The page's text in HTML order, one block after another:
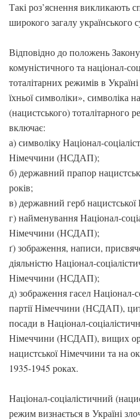
Такі роз’яснення викликають
широкого загалу українського
Відповідно до положень
комуністичного та націонал-
тоталітарних режимів в
їхньої символіки», символіка
(нацистського) тоталітарного
включає:
а) символіку Націонал-
Німеччини (НСДАП);
б) державний прапор
років;
в) державний герб
г) найменування Націонал-
Німеччини (НСДАП);
ґ) зображення, написи,
діяльністю Націонал-
Німеччини (НСДАП);
д) зображення гасел Націонал-
партії Німеччини (НСДАП),
посади в Націонал-
Німеччини (НСДАП), вищих
нацистської Німеччини та на
1935-1945 роках.
Націонал-соціалістичний
режим визнається в Україні